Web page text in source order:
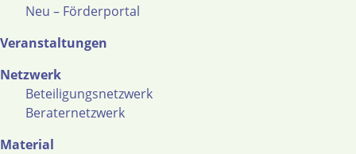
Neu – Förderportal
Veranstaltungen
Netzwerk
Beteiligungsnetzwerk
Beraternetzwerk
Material